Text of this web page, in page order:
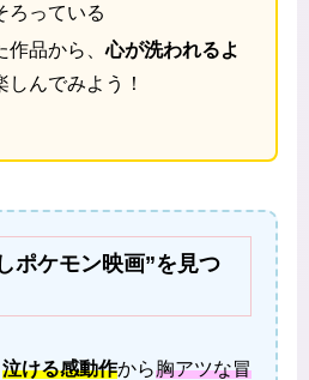
ろっている
作品から、心が洗われるよ
しんでみよう！
ポケモン映画”を見つ
泣ける感動作から胸アツな冒